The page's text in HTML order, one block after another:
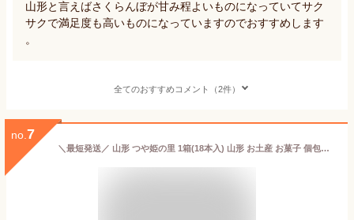
山形と言えばさくらんぼが甘み程よいものになっていてサク
サクで満足度も高いものになっていますのでおすすめします
。
全てのおすすめコメント（2件）
no. 7
＼最短発送／ 山形 つや姫の里 1箱(18本入) 山形 お土産 お菓子 個包装 父の日 夏ギフト お中元 お取り寄せ 手土産 焼菓子 お米パフ ウェハース ホワイトクリーム【A01】